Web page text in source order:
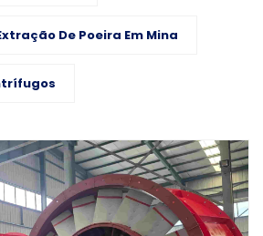
De Poeira Em Mina